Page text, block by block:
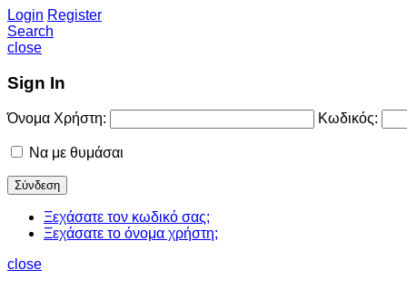
Login Register
Search
close
Sign In
Όνομα Χρήστη: Κωδικός:
Να με θυμάσαι
Ξεχάσατε τον κωδικό σας;
Ξεχάσατε το όνομα χρήστη;
close